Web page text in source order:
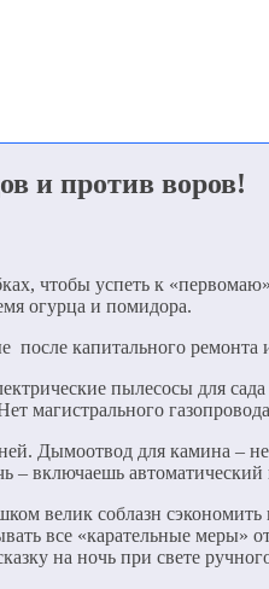
и против воров!
чтобы успеть к
огурца и помидора.
после капитального
пылесосы для
магистрального
Дымоотвод для камина
– включаешь
велик соблазн
все «карательные
на ночь при свете